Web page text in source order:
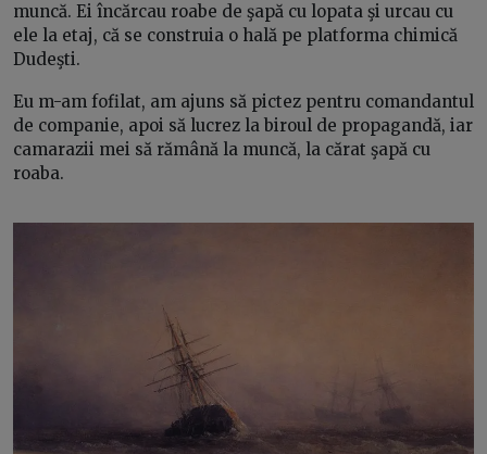
muncă. Ei încărcau roabe de şapă cu lopata şi urcau cu
ele la etaj, că se construia o hală pe platforma chimică
Dudeşti.
Eu m-am fofilat, am ajuns să pictez pentru comandantul
de companie, apoi să lucrez la biroul de propagandă, iar
camarazii mei să rămână la muncă, la cărat şapă cu
roaba.